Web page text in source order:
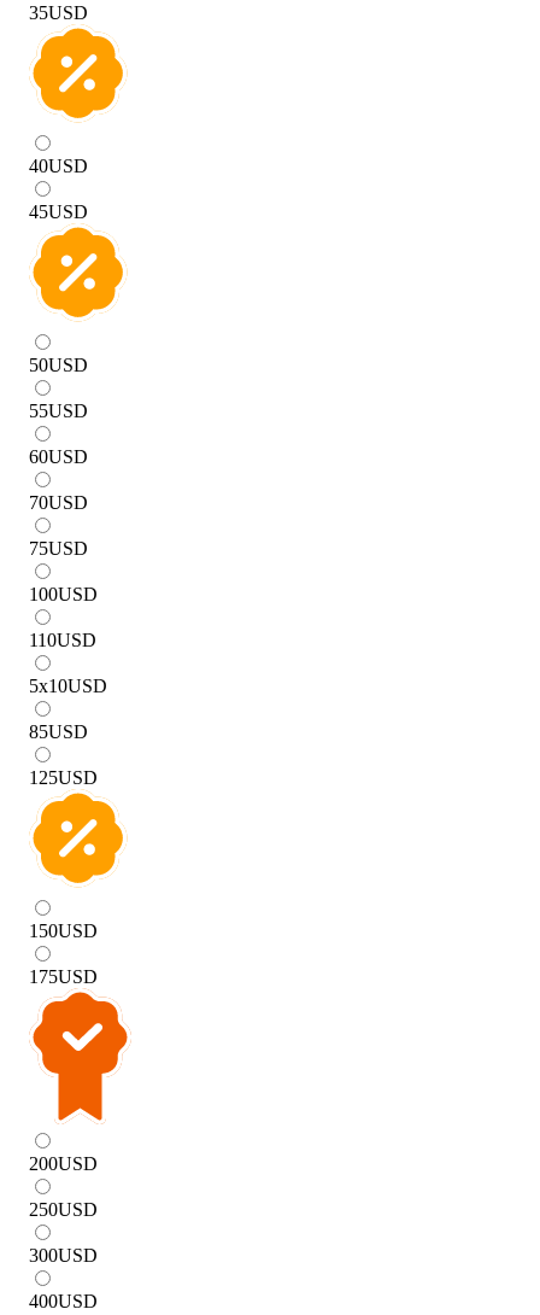
35USD
40USD
45USD
50USD
55USD
60USD
70USD
75USD
100USD
110USD
5x10USD
85USD
125USD
150USD
175USD
200USD
250USD
300USD
400USD